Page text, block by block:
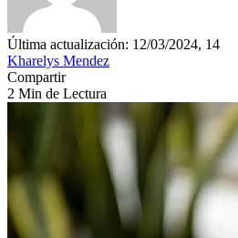
Última actualización: 12/03/2024, 14
Kharelys Mendez
Compartir
2 Min de Lectura